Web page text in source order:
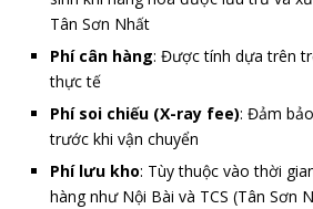
Tân Sơn Nhất
Phí cân hàng: Được tính dựa trên
thực tế
Phí soi chiếu (X-ray fee): Đảm
trước khi vận chuyển
Phí lưu kho: Tùy thuộc vào thời
hàng như Nội Bài và TCS (Tân Sơn